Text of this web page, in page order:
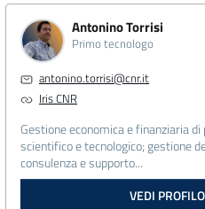
Antonino Torrisi
Primo tecnologo
antonino.torrisi@cnr.it
Iris CNR
Gestione economica e finanziaria
scientifico e tecnologico; gestione
consulenza e supporto...
VEDI